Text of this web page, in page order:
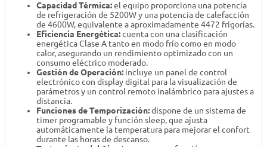
Capacidad Térmica:el equipo proporciona una potencia
de refrigeración de 5200W y una potencia de calefacción
de 4600W, equivalente a aproximadamente 4472 frigorías.
Eficiencia Energética:cuenta con una clasificación
energética Clase A tanto en modo frío como en modo
calor, asegurando un rendimiento optimizado con un
consumo eléctrico moderado.
Gestión de Operación: incluye un panel de control
electrónico con display digital para la visualización de
parámetros y un control remoto inalámbrico para ajustes a
distancia.
Funciones de Temporización:dispone de un sistema de
timer programable y función sleep, que ajusta
automáticamente la temperatura para mejorar el confort
durante las horas de descanso.